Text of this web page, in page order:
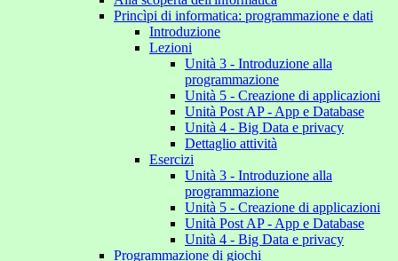
Princìpi di informatica: programmazione e dati
Introduzione
Lezioni
Unità 3 - Introduzione alla
programmazione
Unità 5 - Creazione di applicazioni
Unità Post AP - App e Database
Unità 4 - Big Data e privacy
Dettaglio attività
Esercizi
Unità 3 - Introduzione alla
programmazione
Unità 5 - Creazione di applicazioni
Unità Post AP - App e Database
Unità 4 - Big Data e privacy
Programmazione di giochi